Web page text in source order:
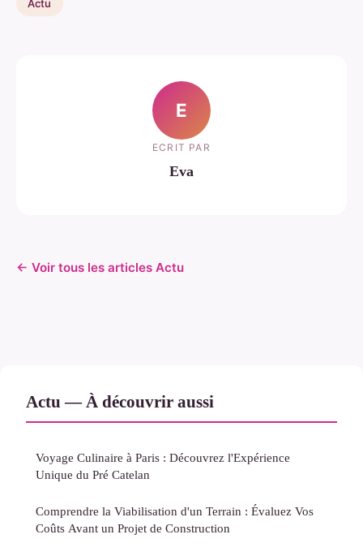
Actu
E
ECRIT PAR
Eva
← Voir tous les articles Actu
Actu — À découvrir aussi
Voyage Culinaire à Paris : Découvrez l'Expérience
Unique du Pré Catelan
Comprendre la Viabilisation d'un Terrain : Évaluez Vos
Coûts Avant un Projet de Construction